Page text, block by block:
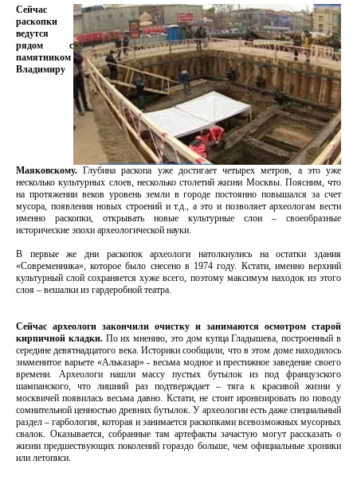
Сейчас
раскопки
ведутся
рядом с
памятником
Владимиру
Маяковскому. Глубина раскопа уже достигает четырех метров, а это уже
несколько культурных слоев, несколько столетий жизни Москвы. Поясним, что
на протяжении веков уровень земли в городе постоянно повышался за счет
мусора, появления новых строений и т.д., а это и позволяет археологам вести
именно раскопки, открывать новые культурные слои – своеобразные
исторические эпохи археологической науки.
В первые же дни раскопок археологи натолкнулись на остатки здания
«Современника», которое было снесено в 1974 году. Кстати, именно верхний
культурный слой сохраняется хуже всего, поэтому максимум находок из этого
слоя – вешалки из гардеробной театра.
Сейчас археологи закончили очистку и занимаются осмотром старой
кирпичной кладки.По их мнению, это дом купца Гладышева, построенный в
середине девятнадцатого века. Историки сообщили, что в этом доме находилось
знаменитое варьете «Альказар» - весьма модное и престижное заведение своего
времени. Археологи нашли массу пустых бутылок из под французского
шампанского, что лишний раз подтверждает – тяга к красивой жизни у
москвичей появилась весьма давно. Кстати, не стоит иронизировать по поводу
сомнительной ценностью древних бутылок. У археологии есть даже специальный
раздел – гарбология, которая и занимается раскопками всевозможных мусорных
свалок. Оказывается, собранные там артефакты зачастую могут рассказать о
жизни предшествующих поколений гораздо больше, чем официальные хроники
или летописи.